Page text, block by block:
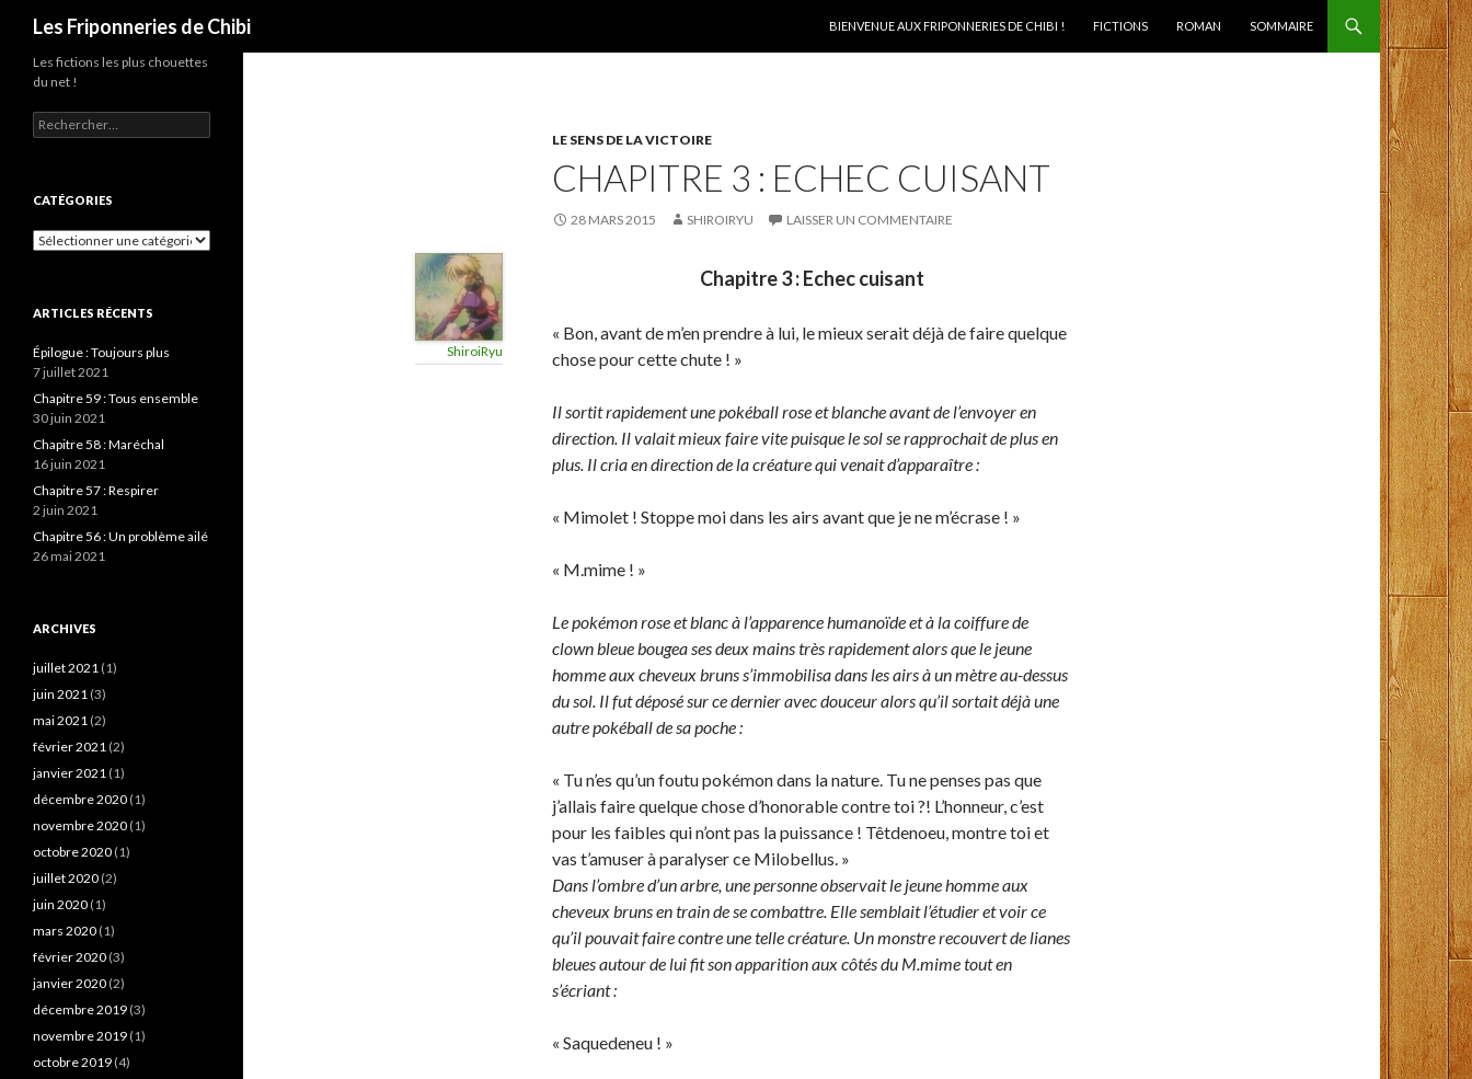
Les Friponneries de Chibi
BIENVENUE AUX FRIPONNERIES DE CHIBI !
FICTIONS ROMAN SOMMAIRE
LE SENS DE LA VICTOIRE
CHAPITRE 3 : ECHEC CUISANT
28 MARS 2015 SHIROIRYU LAISSER UN COMMENTAIRE
ShiroiRyu
Chapitre 3 : Echec cuisant
« Bon, avant de m’en prendre à lui, le mieux serait déjà de faire quelque
chose pour cette chute ! »
Il sortit rapidement une pokéball rose et blanche avant de l’envoyer en
direction. Il valait mieux faire vite puisque le sol se rapprochait de plus en
plus. Il cria en direction de la créature qui venait d’apparaître :
« Mimolet ! Stoppe moi dans les airs avant que je ne m’écrase ! »
« M.mime ! »
Le pokémon rose et blanc à l’apparence humanoïde et à la coiffure de
clown bleue bougea ses deux mains très rapidement alors que le jeune
homme aux cheveux bruns s’immobilisa dans les airs à un mètre au-dessus
du sol. Il fut déposé sur ce dernier avec douceur alors qu’il sortait déjà une
autre pokéball de sa poche :
« Tu n’es qu’un foutu pokémon dans la nature. Tu ne penses pas que
j’allais faire quelque chose d’honorable contre toi ?! L’honneur, c’est
pour les faibles qui n’ont pas la puissance ! Têtdenoeu, montre toi et
vas t’amuser à paralyser ce Milobellus. »
Dans l’ombre d’un arbre, une personne observait le jeune homme aux
cheveux bruns en train de se combattre. Elle semblait l’étudier et voir ce
qu’il pouvait faire contre une telle créature. Un monstre recouvert de lianes
bleues autour de lui fit son apparition aux côtés du M.mime tout en
s’écriant :
« Saquedeneu ! »
Les fictions les plus chouettes
du net !
Rechercher :
CATÉGORIES
Catégories
ARTICLES RÉCENTS
Épilogue : Toujours plus
7 juillet 2021
Chapitre 59 : Tous ensemble
30 juin 2021
Chapitre 58 : Maréchal
16 juin 2021
Chapitre 57 : Respirer
2 juin 2021
Chapitre 56 : Un problème ailé
26 mai 2021
ARCHIVES
juillet 2021 (1)
juin 2021 (3)
mai 2021 (2)
février 2021 (2)
janvier 2021 (1)
décembre 2020 (1)
novembre 2020 (1)
octobre 2020 (1)
juillet 2020 (2)
juin 2020 (1)
mars 2020 (1)
février 2020 (3)
janvier 2020 (2)
décembre 2019 (3)
novembre 2019 (1)
octobre 2019 (4)